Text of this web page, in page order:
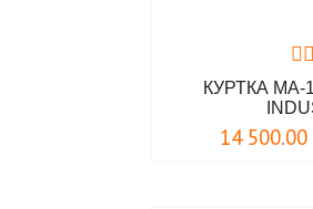
КУРТКА MA-
14 500.00